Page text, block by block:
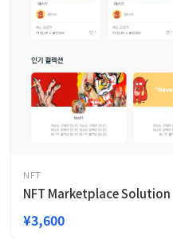
NFT
NFT Marketplace Solution
¥3,600